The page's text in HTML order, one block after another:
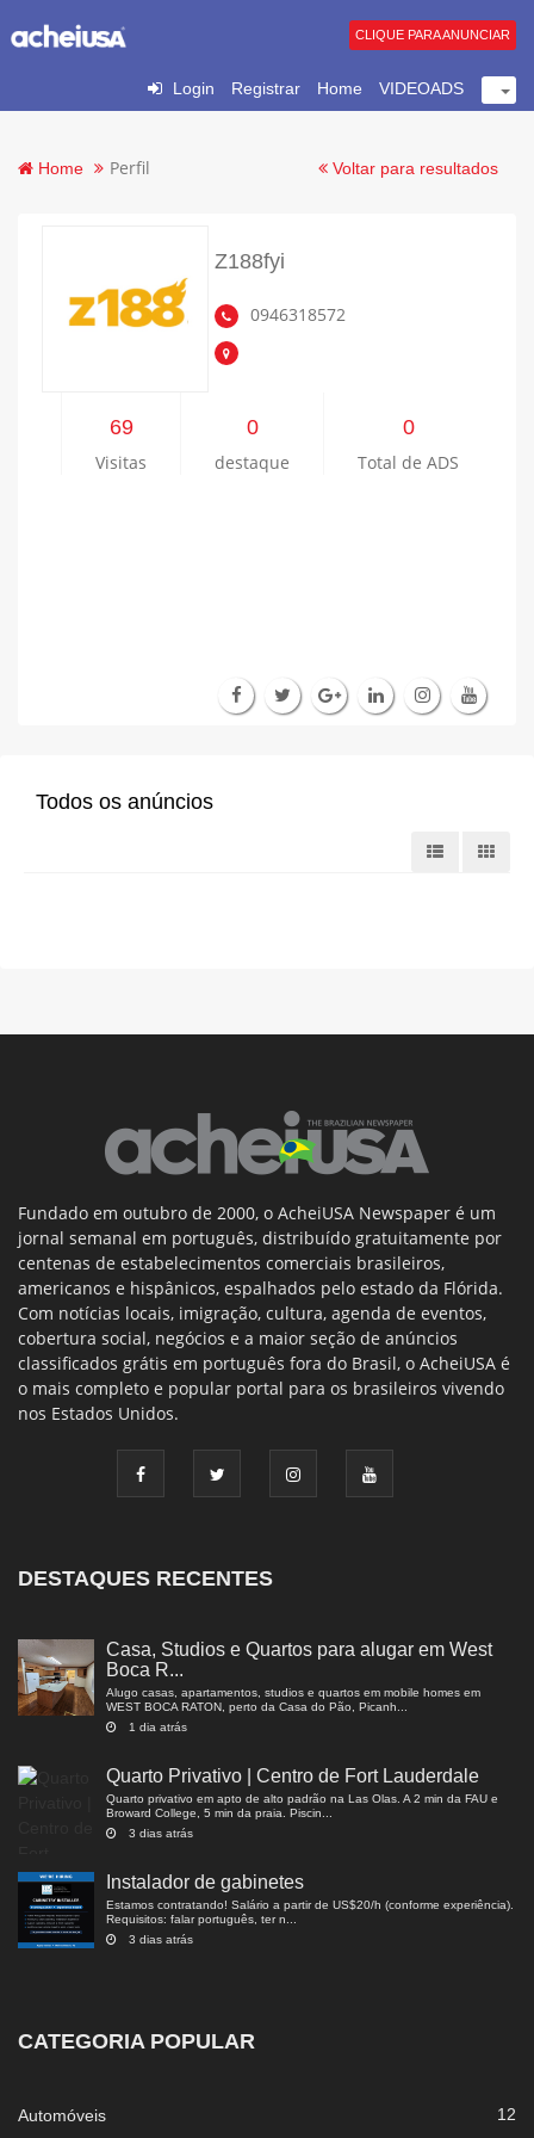
Login Registrar Home VIDEOADS
CLIQUE PARA ANUNCIAR
Home Perfil Voltar para resultados
Z188fyi
0946318572
69
Visitas
0
destaque
0
Total de ADS
Todos os anúncios
Fundado em outubro de 2000, o AcheiUSA Newspaper é um
jornal semanal em português, distribuído gratuitamente por
centenas de estabelecimentos comerciais brasileiros,
americanos e hispânicos, espalhados pelo estado da Flórida.
Com notícias locais, imigração, cultura, agenda de eventos,
cobertura social, negócios e a maior seção de anúncios
classificados grátis em português fora do Brasil, o AcheiUSA é
o mais completo e popular portal para os brasileiros vivendo
nos Estados Unidos.
DESTAQUES RECENTES
Casa, Studios e Quartos para alugar em West
Boca R...
Alugo casas, apartamentos, studios e quartos em mobile homes em
WEST BOCA RATON, perto da Casa do Pão, Picanh...
1 dia atrás
Quarto Privativo | Centro de Fort Lauderdale
Quarto privativo em apto de alto padrão na Las Olas. A 2 min da FAU e
Broward College, 5 min da praia. Piscin...
3 dias atrás
Instalador de gabinetes
Estamos contratando! Salário a partir de US$20/h (conforme experiência).
Requisitos: falar português, ter n...
3 dias atrás
CATEGORIA POPULAR
Automóveis 12